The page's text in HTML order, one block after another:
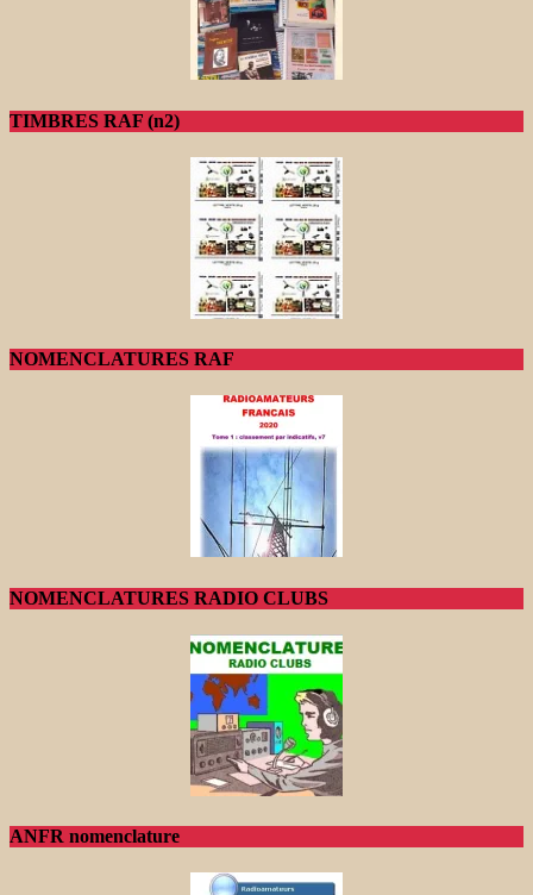
TIMBRES RAF (n2)
NOMENCLATURES RAF
NOMENCLATURES RADIO CLUBS
ANFR nomenclature